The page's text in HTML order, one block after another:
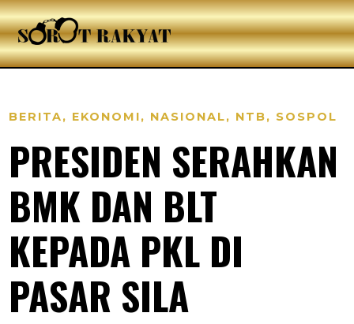
BERITA, EKONOMI, NASIONAL, NTB, SOSPOL
PRESIDEN SERAHKAN
BMK DAN BLT
KEPADA PKL DI
PASAR SILA